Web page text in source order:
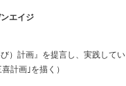
エイジ
）計画』を提言し、実践してい
計画｣を描く）